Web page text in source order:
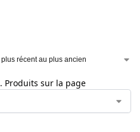
. Produits sur la page